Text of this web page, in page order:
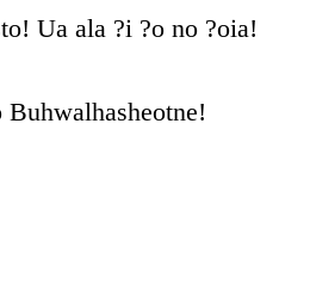
Ua ala ?i ?o no ?oia!
Buhwalhasheotne!